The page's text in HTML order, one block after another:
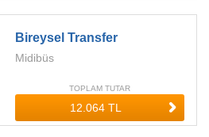
Bireysel Transfer
Midibüs
TOPLAM TUTAR